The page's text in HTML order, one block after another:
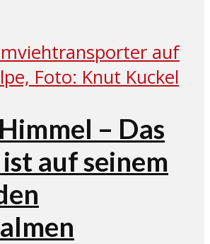
– Das
auf seinem